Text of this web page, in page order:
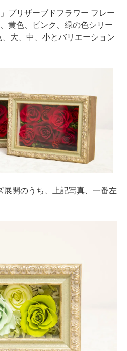
プリザーブドフラワー フレー
黄色、ピンク、緑の色シリー
大、中、小とバリエーション
展開のうち、上記写真、一番左